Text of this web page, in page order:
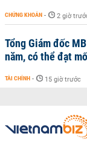
CHỨNG KHOÁN - 2 giờ
Tổng Giám đốc
năm, có thể đạt
TÀI CHÍNH - 15 giờ trước